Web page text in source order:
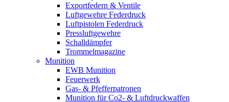
Exportfedern & Ventile
Luftgewehre Federdruck
Luftpistolen Federdruck
Pressluftgewehre
Schalldämpfer
Trommelmagazine
Munition
EWB Munition
Feuerwerk
Gas- & Pfefferpatronen
Munition für Co2- & Luftdruckwaffen